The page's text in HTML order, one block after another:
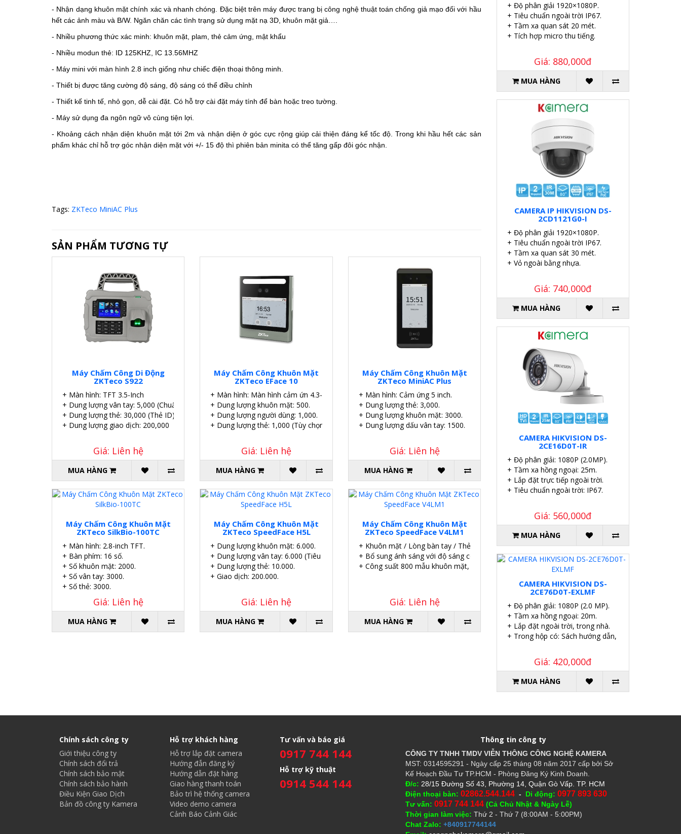
- Nhận dạng khuôn mặt chính xác và nhanh chóng. Đặc biệt trên máy được trang bị công nghệ thuật toán chống giả mạo đối với hầu
hết các ảnh màu và B/W. Ngăn chăn các tình trạng sử dụng mặt nạ 3D, khuôn mặt giả….
- Nhiều phương thức xác minh: khuôn mặt, plam, thẻ cảm ứng, mật khẩu
- Nhiều modun thẻ: ID 125KHZ, IC 13.56MHZ
- Máy mini với màn hình 2.8 inch giống như chiếc điện thoại thông minh.
- Thiết bị được tăng cường độ sáng, độ sáng có thể điều chỉnh
- Thiết kế tinh tế, nhỏ gọn, dễ cài đặt. Có hỗ trợ cài đặt máy tính để bàn hoặc treo tường.
- Máy sử dụng đa ngôn ngữ vô cùng tiện lợi.
- Khoảng cách nhận diện khuôn mặt tới 2m và nhận diện ở góc cực rộng giúp cải thiện đáng kể tốc độ. Trong khi hầu hết các sản
phẩm khác chỉ hỗ trợ góc nhận diện mặt với +/- 15 độ thì phiên bản minita có thể tăng gấp đôi góc nhận.
Tags: ZKTeco MiniAC Plus
SẢN PHẨM TƯƠNG TỰ
Máy Chấm Công Di Động
ZKTeco S922
+ Màn hình: TFT 3.5-Inch
+ Dung lượng vân tay: 5,000 (Chuẩn)/ 10,000(Tùy chọn)
+ Dung lượng thẻ: 30,000 (Thẻ ID)
+ Dung lượng giao dịch: 200,000
Giá: Liên hệ
MUA HÀNG
Máy Chấm Công Khuôn Mặt
ZKTeco EFace 10
+ Màn hình: Màn hình cảm ứn 4.3-inch.
+ Dung lượng khuôn mặt: 500.
+ Dung lượng người dùng: 1,000.
+ Dung lượng thẻ: 1,000 (Tùy chọn).
Giá: Liên hệ
MUA HÀNG
Máy Chấm Công Khuôn Mặt
ZKTeco MiniAC Plus
+ Màn hình: Cảm ứng 5 inch.
+ Dung lượng thẻ: 3,000.
+ Dung lượng khuôn mặt: 3000.
+ Dung lượng dấu vân tay: 1500.
Giá: Liên hệ
MUA HÀNG
Máy Chấm Công Khuôn Mặt
ZKTeco SilkBio-100TC
+ Màn hình: 2.8-inch TFT.
+ Bàn phím: 16 số.
+ Số khuôn mặt: 2000.
+ Số vân tay: 3000.
+ Số thẻ: 3000.
Giá: Liên hệ
MUA HÀNG
Máy Chấm Công Khuôn Mặt
ZKTeco SpeedFace H5L
+ Dung lượng khuôn mặt: 6.000.
+ Dung lượng vân tay: 6.000 (Tiêu chuẩn); 10.000 (Tùy chọn).
+ Dung lượng thẻ: 10.000.
+ Giao dịch: 200.000.
Giá: Liên hệ
MUA HÀNG
Máy Chấm Công Khuôn Mặt
ZKTeco SpeedFace V4LM1
+ Khuôn mặt / Lòng bàn tay / Thẻ / Mật khẩu / Mã QR.
+ Bổ sung ánh sáng với độ sáng có thể điều chỉnh.
+ Công suất 800 mẫu khuôn mặt, 800 mẫu lòng bàn tay
Giá: Liên hệ
MUA HÀNG
+ Độ phân giải 1920×1080P.
+ Tiêu chuẩn ngoài trời IP67.
+ Tầm xa quan sát 20 mét.
+ Tích hợp micro thu tiếng.
Giá: 880,000đ
MUA HÀNG
CAMERA IP HIKVISION DS-
2CD1121G0-I
+ Độ phân giải 1920×1080P.
+ Tiêu chuẩn ngoài trời IP67.
+ Tầm xa quan sát 30 mét.
+ Vỏ ngoài bằng nhựa.
Giá: 740,000đ
MUA HÀNG
CAMERA HIKVISION DS-
2CE16D0T-IR
+ Độ phân giải: 1080P (2.0MP).
+ Tầm xa hồng ngoại: 25m.
+ Lắp đặt trực tiếp ngoài trời.
+ Tiêu chuẩn ngoài trời: IP67.
Giá: 560,000đ
MUA HÀNG
CAMERA HIKVISION DS-
2CE76D0T-EXLMF
+ Độ phân giải: 1080P (2.0 MP).
+ Tầm xa hồng ngoại: 20m.
+ Lắp đặt ngoài trời, trong nhà.
+ Trong hộp có: Sách hướng dẫn, Ốc vít tắc kê.
Giá: 420,000đ
MUA HÀNG
Chính sách công ty
Giới thiệu công ty
Chính sách đổi trả
Chính sách bảo mật
Chính sách bảo hành
Điều Kiện Giao Dịch
Bản đồ công ty Kamera
Hỗ trợ khách hàng
Hỗ trợ lắp đặt camera
Hướng đẫn đăng ký
Hướng dẫn đặt hàng
Giao hàng thanh toán
Bảo trì hệ thống camera
Video demo camera
Cảnh Báo Cảnh Giác
Tư vấn và báo giá
0917 744 144
Hỗ trợ kỹ thuật
0914 544 144
Thông tin công ty
CÔNG TY TNHH TMDV VIỄN THÔNG CÔNG NGHỆ KAMERA
MST: 0314595291 - Ngày cấp 25 tháng 08 năm 2017 cấp bởi Sở
Kế Hoạch Đầu Tư TP.HCM - Phòng Đăng Ký Kinh Doanh.
Đ/c: 28/15 Đường Số 43, Phường 14, Quận Gò Vấp. TP. HCM
Điện thoại bàn: 02862.544.144 - Di động: 0977 893 630
Tư vấn: 0917 744 144 (Cả Chủ Nhật & Ngày Lễ)
Thời gian làm việc: Thứ 2 - Thứ 7 (8:00AM - 5:00PM)
Chat Zalo: +840917744144